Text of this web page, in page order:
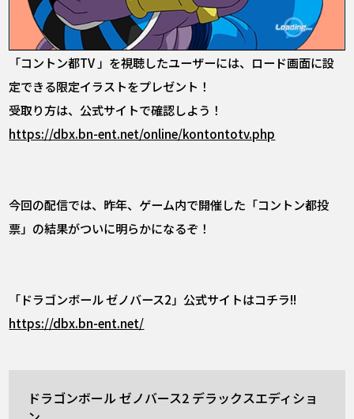
「コントン都TV 」を視聴したユーザーには、ロード画面に設
定できる限定イラストをプレゼント！
受取り方は、公式サイトで確認しよう！
https://dbx.bn-ent.net/online/kontontotv.php
今回の配信では、昨年、ゲーム内で開催した「コントン都投
票」の結果がついに明らかになるぞ！
「ドラゴンボール ゼノバース2」公式サイトはコチラ!!
https://dbx.bn-ent.net/
ドラゴンボール ゼノバース2 デラックスエディショ